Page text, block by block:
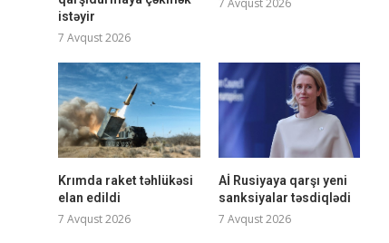
istəyir
7 Avqust 2026
7 Avqust 2026
Krımda raket təhlükəsi
elan edildi
7 Avqust 2026
Aİ Rusiyaya qarşı yeni
sanksiyalar təsdiqlədi
7 Avqust 2026